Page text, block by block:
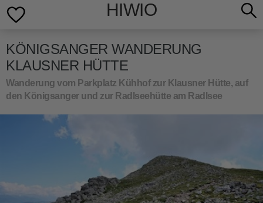
HIWIO
KÖNIGSANGER WANDERUNG
KLAUSNER HÜTTE
Wanderung vom Parkplatz Kühhof zur Klausner Hütte, auf
den Königsanger und zur Radlseehütte am Radlsee